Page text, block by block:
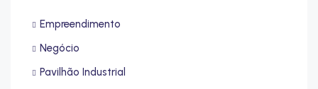
Empreendimento
Negócio
Pavilhão Industrial